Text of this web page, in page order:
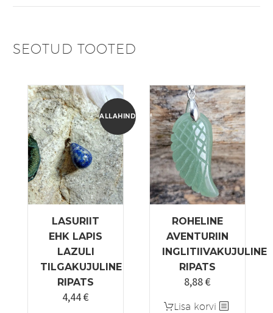
SEOTUD TOOTED
ALLAHINDLUS!
LASURIIT
EHK LAPIS
LAZULI
TILGAKUJULINE
RIPATS
Algne
4,44€Praegune
ROHELINE
AVENTURIIN
INGLITIIVAKUJULINE
RIPATS
8,88€
Lisa korvi